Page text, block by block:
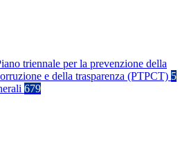
triennale per la prevenzione della
e della trasparenza (PTPCT) 5
679